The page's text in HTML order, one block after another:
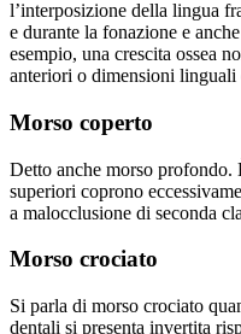
l’interposizione della lingua
e durante la fonazione e
esempio, una crescita ossea
anteriori o dimensioni linguali
Morso coperto
Detto anche morso
superiori coprono
a malocclusione di seconda
Morso crociato
Si parla di morso crociato
dentali si presenta invertita